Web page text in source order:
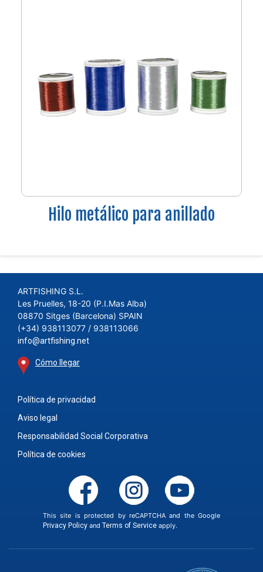
Hilo metálico para anillado
ARTFISHING S.L.
Les Pruelles, 18-20 (P.I.Mas Alba)
08870 Sitges (Barcelona) SPAIN
(+34) 938113077 / 938113066
info@artfishing.net
Cómo llegar
Política de privacidad
Aviso legal
Responsabilidad Social Corporativa
Política de cookies
This site is protected by reCAPTCHA and the Google
Privacy Policyand Terms of Serviceapply.